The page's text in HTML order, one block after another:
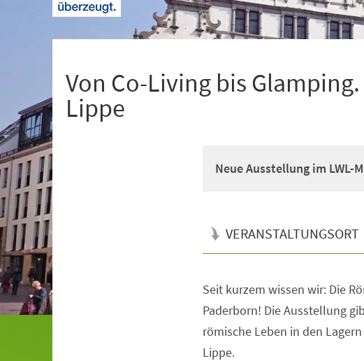
Von Co-Living bis
Lippe
Neue Ausstellung im LWL-
VERANSTALTUNGSORT
Seit kurzem wissen wir: Die
Paderborn! Die Ausstellung
römische Leben in den
Lippe.